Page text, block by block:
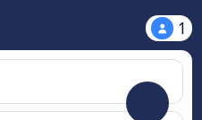
1